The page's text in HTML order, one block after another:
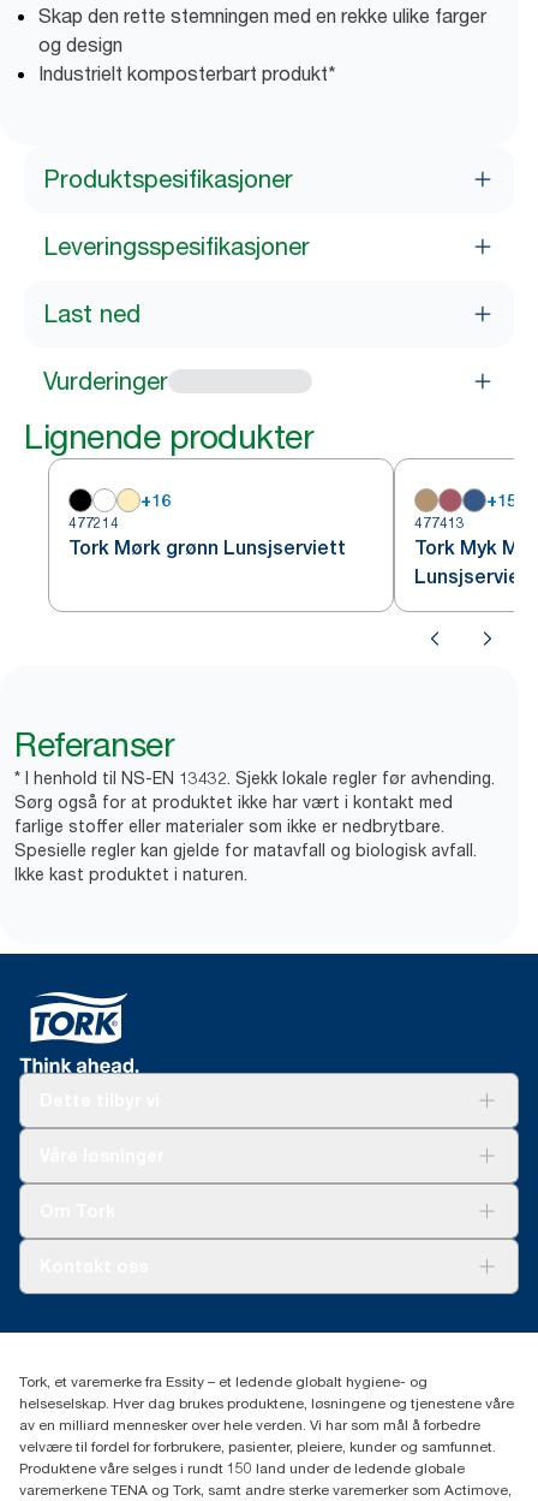
Skap den rette stemningen med en rekke ulike farger
og design
Industrielt komposterbart produkt*
Produktspesifikasjoner
Leveringsspesifikasjoner
Last ned
Vurderinger
Lignende produkter
+16
477214
Tork Mørk grønn Lunsjserviett
+15
477413
Tork Myk
Lunsjserviett
Referanser
* I henhold til NS-EN 13432. Sjekk lokale regler før avhending.
Sørg også for at produktet ikke har vært i kontakt med
farlige stoffer eller materialer som ikke er nedbrytbare.
Spesielle regler kan gjelde for matavfall og biologisk avfall.
Ikke kast produktet i naturen.
(+47) 22 70 62 00
Fredrik Selmers vei 6
0603 OSLO
Tork, et varemerke fra Essity – et ledende globalt hygiene- og
helseselskap. Hver dag brukes produktene, løsningene og tjenestene våre
av en milliard mennesker over hele verden. Vi har som mål å forbedre
velvære til fordel for forbrukere, pasienter, pleiere, kunder og samfunnet.
Produktene våre selges i rundt 150 land under de ledende globale
varemerkene TENA og Tork, samt andre sterke varemerker som Actimove,